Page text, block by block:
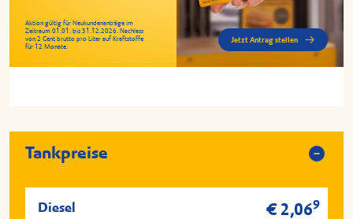
Aktion gültig für Neukundenanträge im
Zeitraum 01.01. bis 31.12.2026. Nachlass
von 2 Cent brutto pro Liter auf Kraftstoffe
für 12 Monate.
Jetzt Antrag stellen
Tankpreise
Diesel € 2,069